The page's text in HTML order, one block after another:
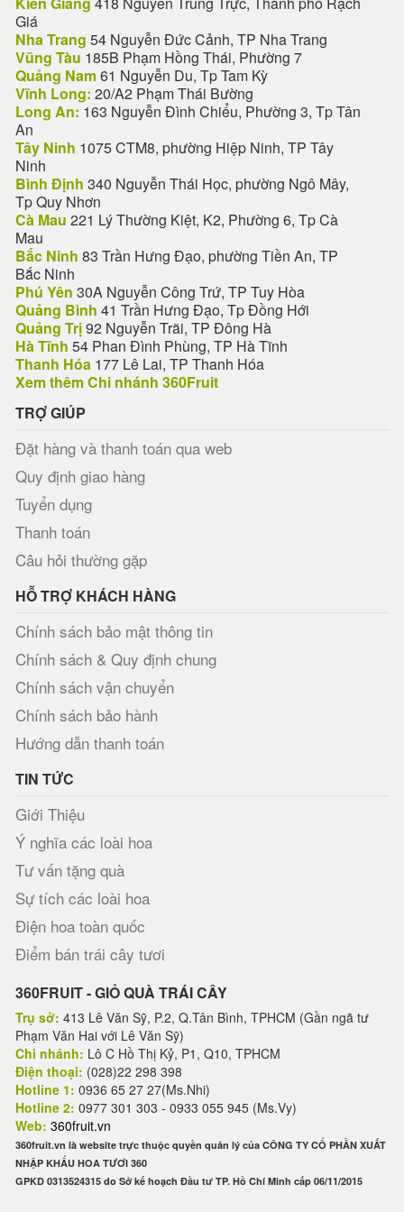
Giá
Nha Trang 54 Nguyễn Đức Cảnh, TP Nha Trang
Vũng Tàu 185B Phạm Hồng Thái, Phường 7
Quảng Nam61 Nguyễn Du, Tp Tam Kỳ
Vĩnh Long: 20/A2 Phạm Thái Bường
Long An: 163 Nguyễn Đình Chiểu, Phường 3, Tp Tân
An
Tây Ninh 1075 CTM8, phường Hiệp Ninh, TP Tây
Ninh
Bình Định 340 Nguyễn Thái Học, phường Ngô Mây,
Tp Quy Nhơn
Cà Mau 221 Lý Thường Kiệt, K2, Phường 6, Tp Cà
Mau
Bắc Ninh 83 Trần Hưng Đạo, phường Tiền An, TP
Bắc Ninh
Phú Yên 30A Nguyễn Công Trứ, TP Tuy Hòa
Quảng Bình 41 Trần Hưng Đạo, Tp Đồng Hới
Quảng Trị92 Nguyễn Trãi, TP Đông Hà
Hà Tĩnh 54 Phan Đình Phùng, TP Hà Tĩnh
Thanh Hóa 177 Lê Lai, TP Thanh Hóa
Xem thêm Chi nhánh 360Fruit
TRỢ GIÚP
Đặt hàng và thanh toán qua web
Quy định giao hàng
Tuyển dụng
Thanh toán
Câu hỏi thường gặp
HỖ TRỢ KHÁCH HÀNG
Chính sách bảo mật thông tin
Chính sách & Quy định chung
Chính sách vận chuyển
Chính sách bảo hành
Hướng dẫn thanh toán
TIN TỨC
Giới Thiệu
Ý nghĩa các loài hoa
Tư vấn tặng quà
Sự tích các loài hoa
Điện hoa toàn quốc
Điểm bán trái cây tươi
360FRUIT - GIỎ QUÀ TRÁI CÂY
Trụ sở: 413 Lê Văn Sỹ, P.2, Q.Tân Bình, TPHCM (Gần ngã tư
Phạm Văn Hai với Lê Văn Sỹ)
Chi nhánh: Lô C Hồ Thị Kỷ, P1, Q10, TPHCM
Điện thoại: (028)22 298 398
Hotline 1: 0936 65 27 27(Ms.Nhi)
Hotline 2: 0977 301 303 - 0933 055 945 (Ms.Vy)
Web: 360fruit.vn
360fruit.vn là website trực thuộc quyền quản lý của CÔNG TY CỔ PHẦN XUẤT
NHẬP KHẨU HOA TƯƠI 360
GPKD 0313524315 do Sở kế hoạch Đầu tư TP. Hồ Chí Minh cấp 06/11/2015